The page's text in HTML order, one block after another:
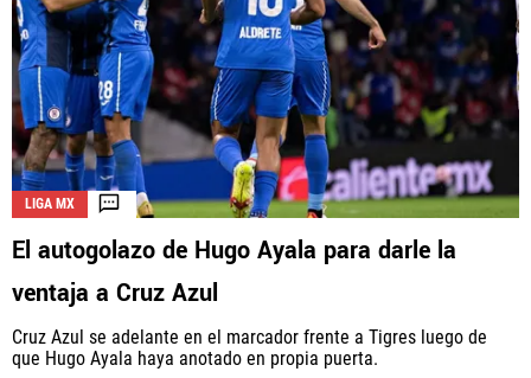
LIGA MX
El autogolazo de Hugo Ayala para darle la
ventaja a Cruz Azul
Cruz Azul se adelante en el marcador frente a Tigres luego de
que Hugo Ayala haya anotado en propia puerta.